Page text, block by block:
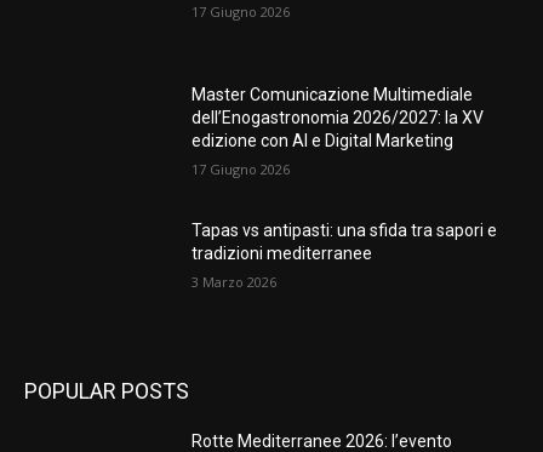
17 Giugno 2026
Master Comunicazione Multimediale
dell’Enogastronomia 2026/2027: la XV
edizione con AI e Digital Marketing
17 Giugno 2026
Tapas vs antipasti: una sfida tra sapori e
tradizioni mediterranee
3 Marzo 2026
POPULAR POSTS
Rotte Mediterranee 2026: l’evento